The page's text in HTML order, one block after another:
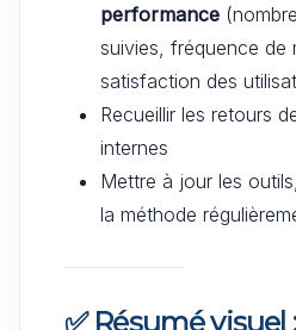
performance
suivies, fréquence de
satisfaction des
Recueillir les retours
internes
Mettre à jour les
la méthode
✅ Résumé visuel :